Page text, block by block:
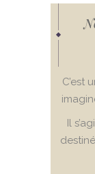
C’est
Il